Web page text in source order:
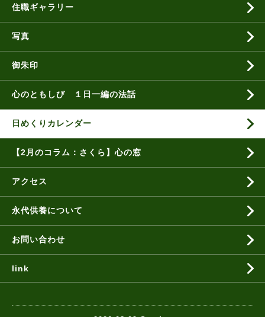
住職ギャラリー
写真
御朱印
心のともしび １日一編の法話
日めくりカレンダー
【2月のコラム：さくら】心の窓
アクセス
永代供養について
お問い合わせ
link